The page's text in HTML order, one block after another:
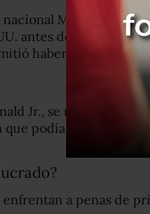
nacional Michael Flynn
antes de que Trump
haber mentido
Jr., se reunió con
podía dañar a
a penas de